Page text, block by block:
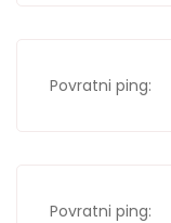
Povratni ping:
Povratni ping: